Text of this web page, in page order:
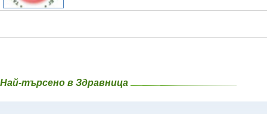
Най-търсено в Здравница